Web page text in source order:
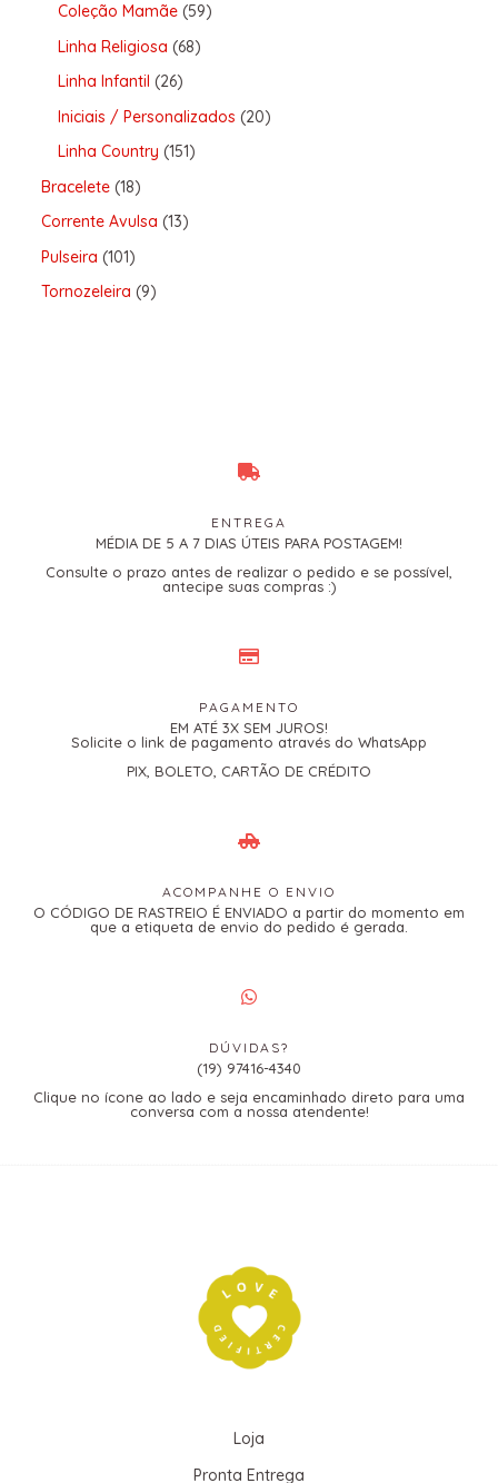
Coleção Mamãe 59
Linha Religiosa 68
Linha Infantil 26
Iniciais / Personalizados 20
Linha Country 151
Bracelete 18
Corrente Avulsa 13
Pulseira 101
Tornozeleira 9
ENTREGA
MÉDIA DE 5 A 7 DIAS ÚTEIS PARA POSTAGEM!
Consulte o prazo antes de realizar o pedido e se possível,
antecipe suas compras :)
PAGAMENTO
EM ATÉ 3X SEM JUROS!
Solicite o link de pagamento através do WhatsApp
PIX, BOLETO, CARTÃO DE CRÉDITO
ACOMPANHE O ENVIO
O CÓDIGO DE RASTREIO É ENVIADO a partir do momento em
que a etiqueta de envio do pedido é gerada.
DÚVIDAS?
(19) 97416-4340
Clique no ícone ao lado e seja encaminhado direto para uma
conversa com a nossa atendente!
Loja
Pronta Entrega